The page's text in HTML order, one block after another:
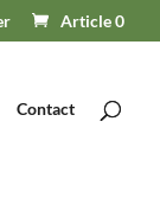
Article 0
Contact